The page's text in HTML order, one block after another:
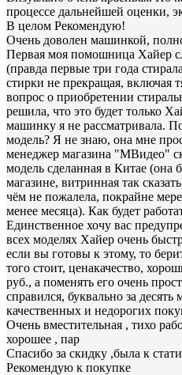
процессе дальнейшей оценки,
В целом Рекомендую!
Очень доволен машинкой,
Первая моя помошница Хайер
(правда первые три года
стирки не прекращая, включая
вопрос о приобретении
решила, что это будет только
машинку я не рассматривала.
модель? Я не знаю, она мне
менеджер магазина "МВидео"
модель сделанная в Китае (она
магазине, витринная так
чём не пожалела, покрайне
менее месяца). Как будет
Единственное хочу вас
всех моделях Хайер очень
если вы готовы к этому, то
того стоит, ценакачество,
руб., а поменять его очень
справился, буквально за
качественных и недорогих
Очень вместительная , тихо
хорошее , пар
Спасибо за скидку ,была к стати
Рекомендую к покупке